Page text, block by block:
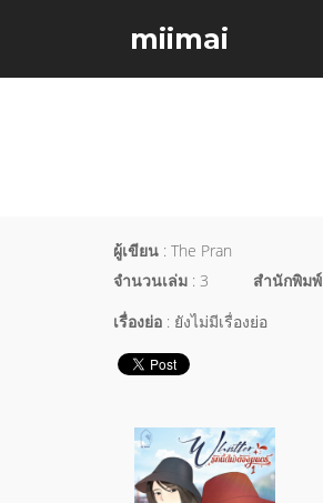
miimai
ผู้เขียน : The Pran
จำนวนเล่ม : 3 สำนักพิมพ์
เรื่องย่อ : ยังไม่มีเรื่องย่อ